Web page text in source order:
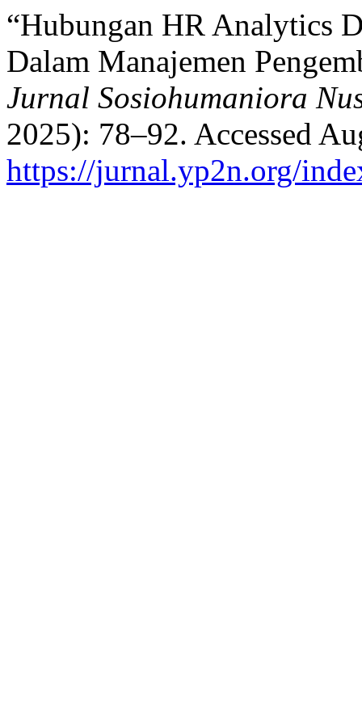
“Hubungan HR Analytics
Dalam Manajemen
Jurnal Sosiohumaniora
2025): 78–92. Accessed
https://jurnal.yp2n.org/